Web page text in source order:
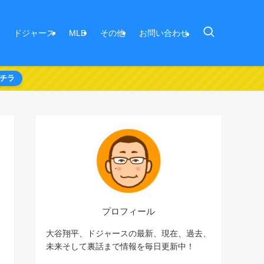
ドジャース MLB その他 お問い合わせ
ラ
プロフィール
大谷翔平、ドジャースの最新、現在、過去、
未来そして裏話まで情報を毎日更新中！